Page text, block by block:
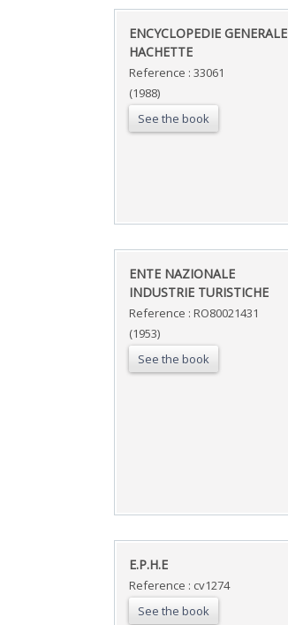
‎ENCYCLOPEDIE GENERALE
HACHETTE ‎
Reference : 33061
(1988)
See the book
‎ENTE NAZIONALE
INDUSTRIE TURISTICHE‎
Reference : RO80021431
(1953)
See the book
‎E.P.H.E‎
Reference : cv1274
See the book